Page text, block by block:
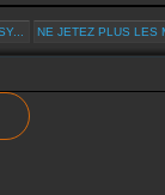
NE JETEZ PLUS LES